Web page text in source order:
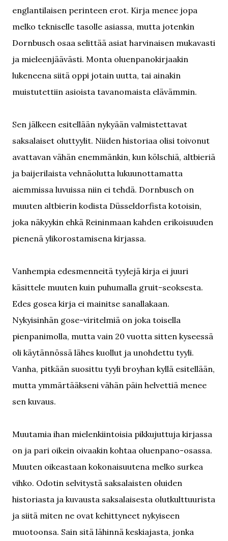
englantilaisen perinteen erot. Kirja menee jopa
melko tekniselle tasolle asiassa, mutta jotenkin
Dornbusch osaa selittää asiat harvinaisen mukavasti
ja mieleenjäävästi. Monta oluenpanokirjaakin
lukeneena siitä oppi jotain uutta, tai ainakin
muistutettiin asioista tavanomaista elävämmin.
Sen jälkeen esitellään nykyään valmistettavat
saksalaiset oluttyylit. Niiden historiaa olisi toivonut
avattavan vähän enemmänkin, kun kölschiä, altbieriä
ja baijerilaista vehnäolutta lukuunottamatta
aiemmissa luvuissa niin ei tehdä. Dornbusch on
muuten altbierin kodista Düsseldorfista kotoisin,
joka näkyykin ehkä Reininmaan kahden erikoisuuden
pienenä ylikorostamisena kirjassa.
Vanhempia edesmenneitä tyylejä kirja ei juuri
käsittele muuten kuin puhumalla gruit-seoksesta.
Edes gosea kirja ei mainitse sanallakaan.
Nykyisinhän gose-viritelmiä on joka toisella
pienpanimolla, mutta vain 20 vuotta sitten kyseessä
oli käytännössä lähes kuollut ja unohdettu tyyli.
Vanha, pitkään suosittu tyyli broyhan kyllä esitellään,
mutta ymmärtääkseni vähän päin helvettiä menee
sen kuvaus.
Muutamia ihan mielenkiintoisia pikkujuttuja kirjassa
on ja pari oikein oivaakin kohtaa oluenpano-osassa.
Muuten oikeastaan kokonaisuutena melko surkea
vihko. Odotin selvitystä saksalaisten oluiden
historiasta ja kuvausta saksalaisesta olutkulttuurista
ja siitä miten ne ovat kehittyneet nykyiseen
muotoonsa. Sain sitä lähinnä keskiajasta, jonka